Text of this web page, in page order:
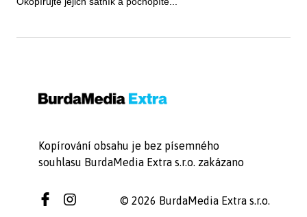
Kopírování obsahu je bez písemného
souhlasu BurdaMedia Extra s.r.o. zakázano
© 2026 BurdaMedia Extra s.r.o.